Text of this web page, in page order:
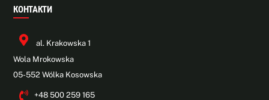
КОНТАКТИ
al. Krakowska 1
Wola Mrokowska
05-552 Wólka Kosowska
+48 500 259 165